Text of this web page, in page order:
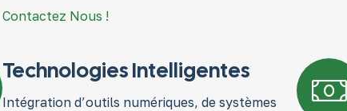
Contactez Nous !
Technologies Intelligentes
Intégration d’outils numériques, de systèmes